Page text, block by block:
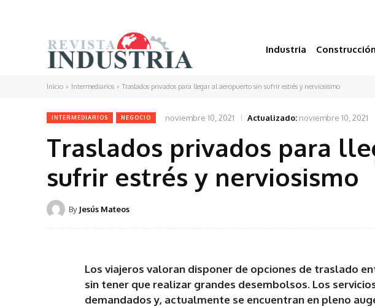
Industria Construcción
Inicio Intermediarios Traslados privados para llegar al aeropuerto sin sufrir estrés y nerviosismo
INTERMEDIARIOS NEGOCIO noviembre 10, 2021 Actualizado: noviembre 10, 2021
Traslados privados para
sufrir estrés y nerviosismo
By Jesús Mateos
Los viajeros valoran disponer de opciones de traslado
sin tener que realizar grandes desembolsos. Los
demandados y, actualmente se encuentran en pleno